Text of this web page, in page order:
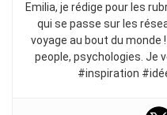
Emilia, je rédige pour les
qui se passe sur les
voyage au bout du monde
people, psychologies. Je
#inspiration